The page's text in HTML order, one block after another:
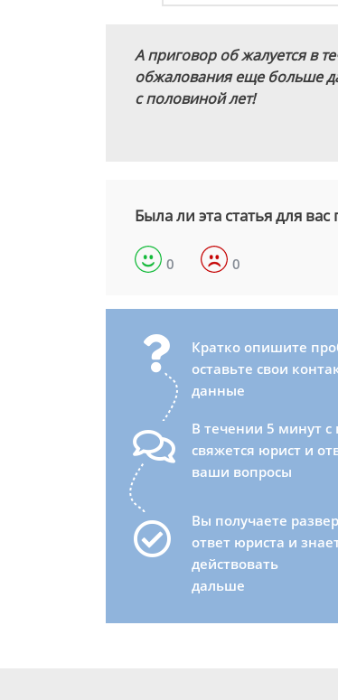
А приговор об жалуется в
обжалования еще больше
с половиной лет!
Была ли эта статья для
0 0
Кратко опишите
оставьте свои
данные
В течении 5 минут с
свяжется юрист и
ваши вопросы
Вы получаете
ответ юриста и
действовать
дальше